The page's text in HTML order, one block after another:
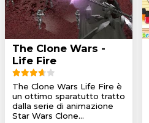
The Clone Wars -
Life Fire
The Clone Wars Life Fire è
un ottimo sparatutto tratto
dalla serie di animazione
Star Wars Clone...